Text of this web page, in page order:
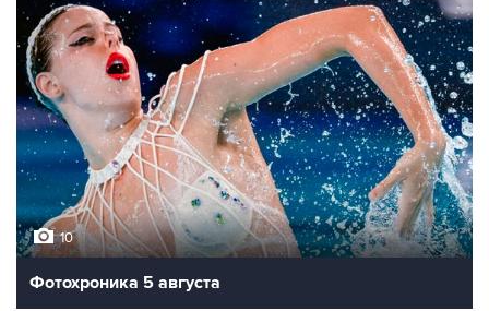
10
Фотохроника 5 августа